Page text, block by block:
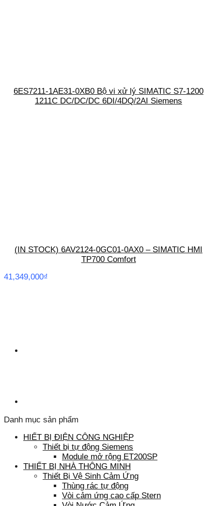
6ES7211-1AE31-0XB0 Bộ vi xử lý SIMATIC S7-1200
1211C DC/DC/DC 6DI/4DQ/2AI Siemens
(IN STOCK) 6AV2124-0GC01-0AX0 – SIMATIC HMI
TP700 Comfort
41,349,000₫
Danh mục sản phẩm
HIẾT BỊ ĐIỆN CÔNG NGHIỆP
Thiết bị tự động Siemens
Module mở rộng ET200SP
THIẾT BỊ NHÀ THÔNG MINH
Thiết Bị Vệ Sinh Cảm Ứng
Thùng rác tự động
Vòi cảm ứng cao cấp Stern